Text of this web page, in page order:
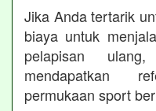
Jika Anda tertarik
biaya untuk
pelapisan
mendapatkan
permukaan sport